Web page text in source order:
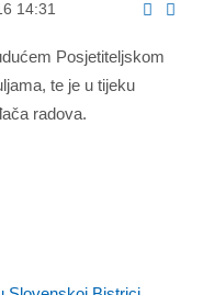
14:31
Posjetiteljskom
te je u tijeku
radova.